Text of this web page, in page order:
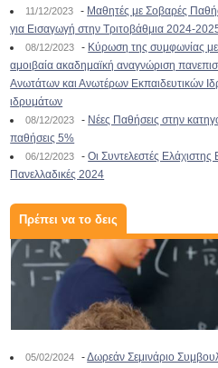
11/12/2023 - Μαθητές με Σοβαρές
για Εισαγωγή στην Τριτοβάθμια 2024-
08/12/2023 - Κύρωση της συμφωνίας
αμοιβαία ακαδημαϊκή αναγνώριση
Ανωτάτων και Ανωτέρων Εκπαιδευτικών
ιδρυμάτων
08/12/2023 - Νέες Παθήσεις στην
παθήσεις 5%
06/12/2023 -Οι Συντελεστές
Πανελλαδικές 2024
Πρέπει να το δεις
05/02/2024 -Δωρεάν Σεμινάριο